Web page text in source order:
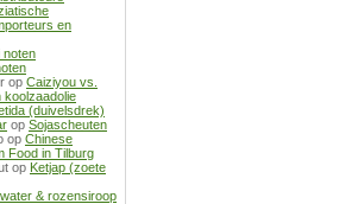
en
noten
op Caiziyou vs.
koolzaadolie
(duivelsdrek)
op Sojascheuten
op Chinese
Food in Tilburg
op Ketjap (zoete
& rozensiroop